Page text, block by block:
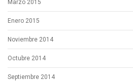
Marzo 2015
Enero 2015
Noviembre 2014
Octubre 2014
Septiembre 2014